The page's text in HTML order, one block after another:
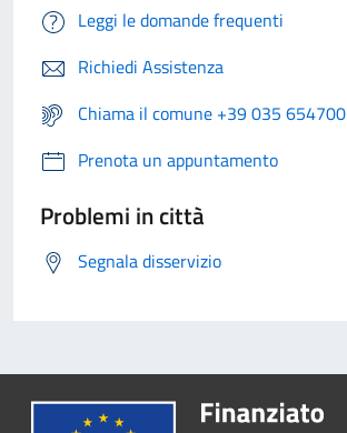
Leggi le domande frequenti
Richiedi Assistenza
Chiama il comune +39 035 654700
Prenota un appuntamento
Problemi in città
Segnala disservizio